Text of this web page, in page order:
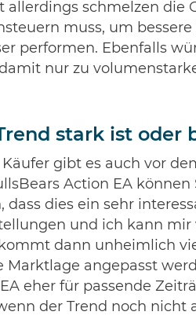
allerdings schmelzen die
muss, um bessere
performen. Ebenfalls
nur zu
stark ist oder
gibt es auch vor
Action EA können
dies ein sehr
und ich kann mir
dann unheimlich
angepasst
eher für passende
der Trend noch nicht